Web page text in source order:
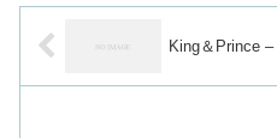
King＆Prince –